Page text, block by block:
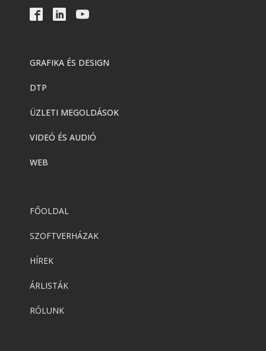
GRAFIKA ÉS DESIGN
DTP
ÜZLETI MEGOLDÁSOK
VIDEÓ ÉS AUDIÓ
WEB
FŐOLDAL
SZOFTVERHÁZAK
HÍREK
ÁRLISTÁK
RÓLUNK